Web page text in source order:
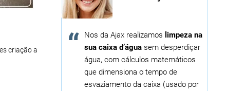
criação a
Nos da Ajax realizamos limpeza na
sua caixa d’água sem desperdiçar
água, com cálculos matemáticos
que dimensiona o tempo de
esvaziamento da caixa (usado por